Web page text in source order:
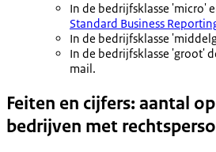
In de bedrijfsklasse 'micro'
Standard Business
In de bedrijfsklasse
In de bedrijfsklasse 'groot'
mail.
Feiten en cijfers: aantal
bedrijven met